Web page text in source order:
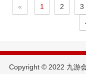
« 1 2 3
Copyright © 2022 九游会老